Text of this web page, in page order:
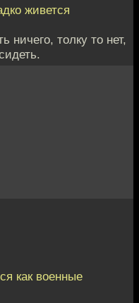
живется
ничего, толку то нет,
как военные